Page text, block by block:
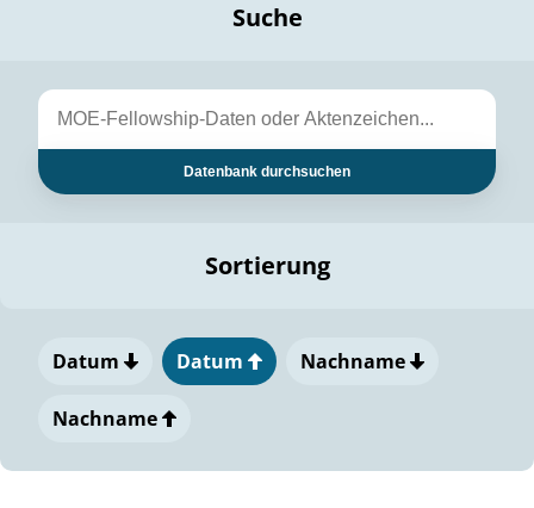
Suche
Datenbank durchsuchen
Sortierung
Datum Datum Nachname
Nachname